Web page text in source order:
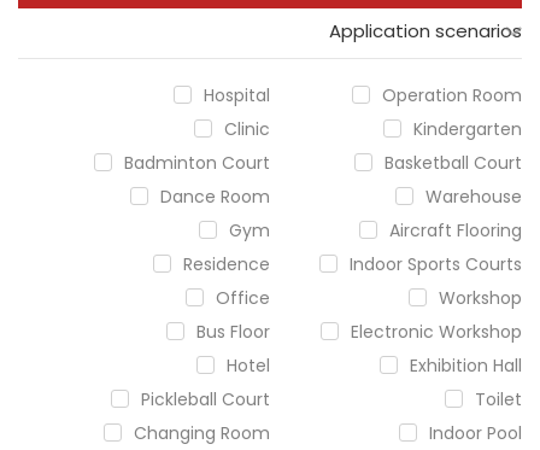
Application scenarios
Hospital
Operation Room
Clinic
Kindergarten
Badminton Court
Basketball Court
Dance Room
Warehouse
Gym
Aircraft Flooring
Residence
Indoor Sports Courts
Office
Workshop
Bus Floor
Electronic Workshop
Hotel
Exhibition Hall
Pickleball Court
Toilet
Changing Room
Indoor Pool